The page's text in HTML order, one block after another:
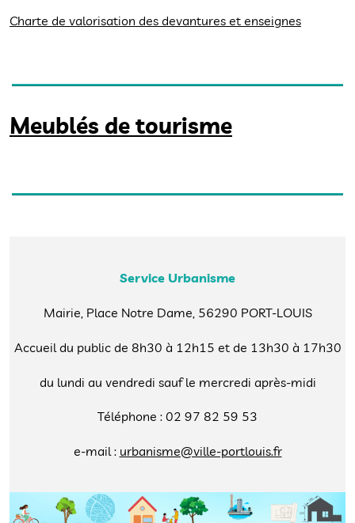
Charte de valorisation des devantures et enseignes
Meublés de tourisme
Service Urbanisme
Mairie, Place Notre Dame, 56290 PORT-LOUIS
Accueil du public de 8h30 à 12h15 et de 13h30 à 17h30
du lundi au vendredi sauf le mercredi après-midi
Téléphone : 02 97 82 59 53
e-mail : urbanisme@ville-portlouis.fr